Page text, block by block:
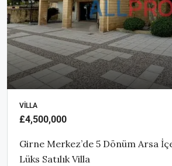
VILLA
£4,500,000
Girne Merkez’de 5 Dönüm Arsa
Lüks Satılık Villa